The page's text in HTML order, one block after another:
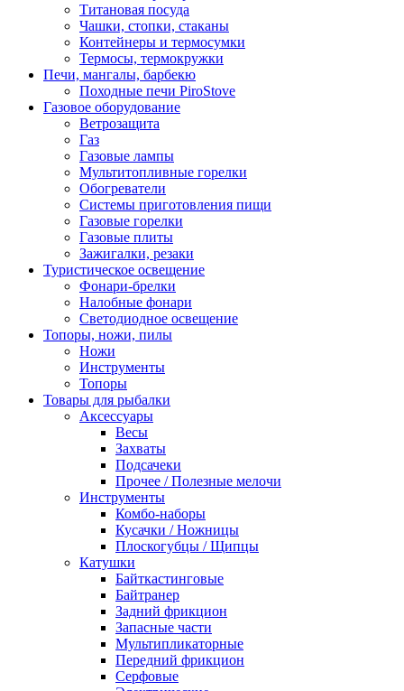
Титановая посуда
Чашки, стопки, стаканы
Контейнеры и термосумки
Термосы, термокружки
Печи, мангалы, барбекю
Походные печи PiroStove
Газовое оборудование
Ветрозащита
Газ
Газовые лампы
Мультитопливные горелки
Обогреватели
Системы приготовления пищи
Газовые горелки
Газовые плиты
Зажигалки, резаки
Туристическое освещение
Фонари-брелки
Налобные фонари
Светодиодное освещение
Топоры, ножи, пилы
Ножи
Инструменты
Топоры
Товары для рыбалки
Аксессуары
Весы
Захваты
Подсачеки
Прочее / Полезные мелочи
Инструменты
Комбо-наборы
Кусачки / Ножницы
Плоскогубцы / Щипцы
Катушки
Байткастинговые
Байтранер
Задний фрикцион
Запасные части
Мультипликаторные
Передний фрикцион
Серфовые